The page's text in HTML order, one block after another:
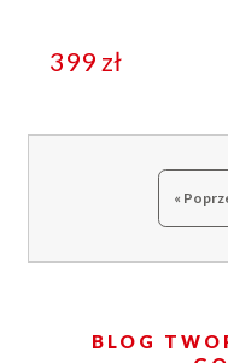
399zł
«
BLOG